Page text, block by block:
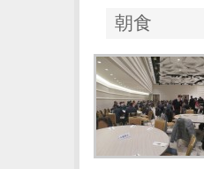
朝食